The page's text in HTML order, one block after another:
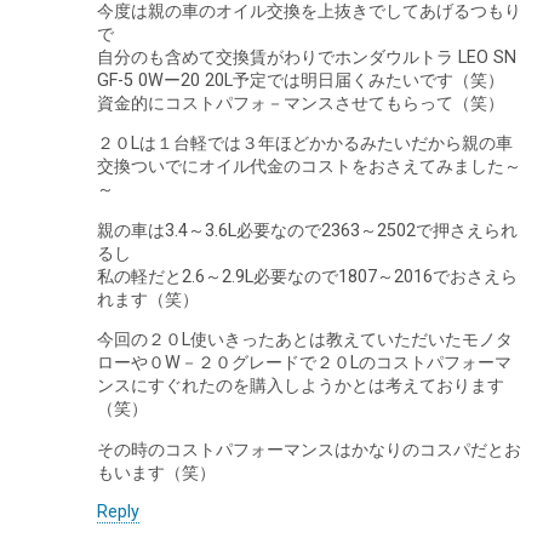
今度は親の車のオイル交換を上抜きでしてあげるつもり
で
自分のも含めて交換賃がわりでホンダウルトラ LEO SN
GF-5 0Wー20 20L予定では明日届くみたいです（笑）
資金的にコストパフォ－マンスさせてもらって（笑）
２０Lは１台軽では３年ほどかかるみたいだから親の車
交換ついでにオイル代金のコストをおさえてみました～
～
親の車は3.4～3.6L必要なので2363～2502で押さえられ
るし
私の軽だと2.6～2.9L必要なので1807～2016でおさえら
れます（笑）
今回の２０L使いきったあとは教えていただいたモノタ
ローや０W－２０グレードで２０Lのコストパフォーマ
ンスにすぐれたのを購入しようかとは考えております
（笑）
その時のコストパフォーマンスはかなりのコスパだとお
もいます（笑）
Reply